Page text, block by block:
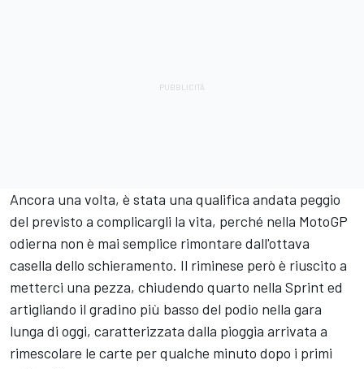
Ancora una volta, è stata una qualifica andata peggio
del previsto a complicargli la vita, perché nella MotoGP
odierna non è mai semplice rimontare dall'ottava
casella dello schieramento. Il riminese però è riuscito a
metterci una pezza, chiudendo quarto nella Sprint ed
artigliando il gradino più basso del podio nella gara
lunga di oggi, caratterizzata dalla pioggia arrivata a
rimescolare le carte per qualche minuto dopo i primi